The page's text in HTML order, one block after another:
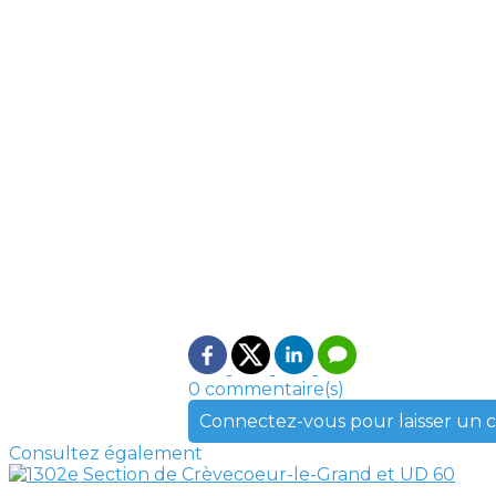
0 commentaire(s)
Connectez-vous pour laisser un
Consultez également